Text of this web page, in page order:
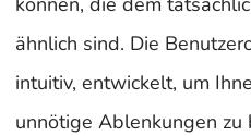
ähnlich sind. Die
intuitiv, entwickelt, um
unnötige Ablenkungen zu